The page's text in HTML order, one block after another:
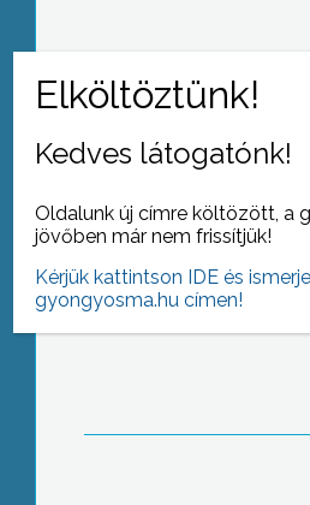
Madárijeszők
Kedves látogatónk!
Oldalunk új címre költözött, a
jövőben már nem frissítjük!
Kérjük kattintson IDE és
gyongyosma.hu címen!